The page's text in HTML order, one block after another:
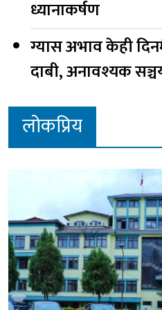
ध्यानाकर्षण
ग्यास अभाव केही
दाबी, अनावश्यक
लोकप्रिय